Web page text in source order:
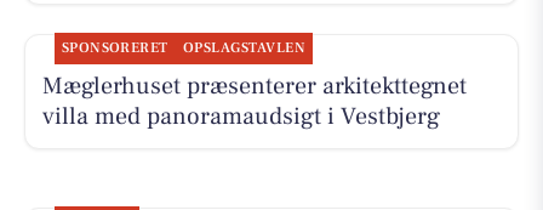
SPONSORERET OPSLAGSTAVLEN
Mæglerhuset præsenterer arkitekttegnet
villa med panoramaudsigt i Vestbjerg